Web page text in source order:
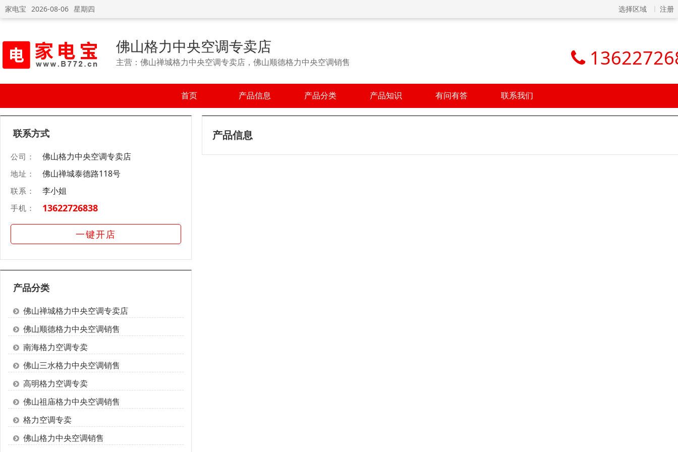
家电宝 2026-08-06 星期四 选择区域 注册
佛山格力中央空调专卖店
主营：佛山禅城格力中央空调专卖店，佛山顺德格力中央空调销售
首页 产品信息 产品分类 产品知识 有问有答 联系我们
联系方式
公司： 佛山格力中央空调专卖店
地址： 佛山禅城泰德路118号
联系： 李小姐
手机： 13622726838
一键开店
产品分类
佛山禅城格力中央空调专卖店
佛山顺德格力中央空调销售
南海格力空调专卖
佛山三水格力中央空调销售
高明格力空调专卖
佛山祖庙格力中央空调销售
格力空调专卖
佛山格力中央空调销售
产品信息